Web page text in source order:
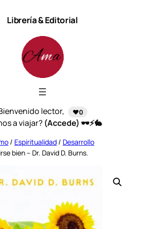
Librería & Editorial
lector, ❤️0
a viajar? (Accede) 🕶️⚡🐇
/ Espiritualidad / Desarrollo
bien – Dr. David D. Burns.